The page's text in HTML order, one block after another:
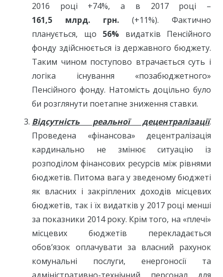
2016 році +74%, а в 2017 році –
161,5 млрд. грн. (+11%). Фактично
планується, що 56% видатків Пенсійного
фонду здійснюється із державного бюджету.
Таким чином поступово втрачається суть і
логіка існування «позабюджетного»
Пенсійного фонду. Натомість доцільно було
би розглянути поетапне зниження ставки.
Відсутність реальної децентралізації.
Проведена «фінансова» децентралізація
кардинально не змінює ситуацію із
розподілом фінансових ресурсів між рівнями
бюджетів. Питома вага у зведеному бюджеті
як власних і закріплених доходів місцевих
бюджетів, так і їх видатків у 2017 році менші
за показники 2014 року. Крім того, на «плечі»
місцевих бюджетів перекладається
обов’язок оплачувати за власний рахунок
комунальні послуги, енергоносії та